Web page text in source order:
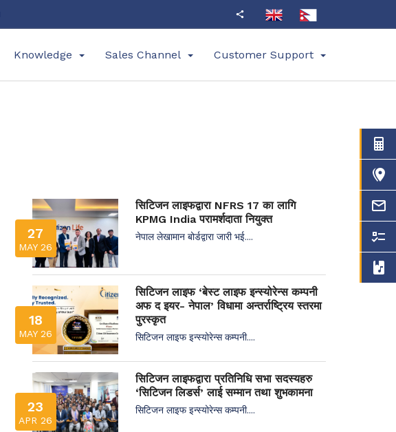
Knowledge Sales Channel Customer Support
27
MAY 26
सिटिजन लाइफद्वारा NFRS 17 का लागि
KPMG India परामर्शदाता नियुक्त
नेपाल लेखामान बोर्डद्वारा जारी भई....
18
MAY 26
सिटिजन लाइफ ‘बेस्ट लाइफ इन्स्योरेन्स कम्पनी
अफ द इयर- नेपाल’ विधामा अन्तर्राष्ट्रिय स्तरमा
पुरस्कृत
सिटिजन लाइफ इन्स्योरेन्स कम्पनी....
23
APR 26
सिटिजन लाइफद्वारा प्रतिनिधि सभा सदस्यहरु
‘सिटिजन लिडर्स’ लाई सम्मान तथा शुभकामना
सिटिजन लाइफ इन्स्योरेन्स कम्पनी....